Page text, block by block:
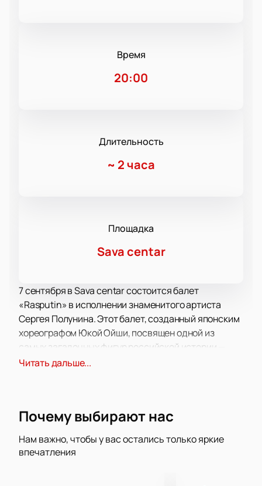
Время
20:00
Длительность
~ 2 часа
Площадка
Sava centar
7 сентября в Sava centar состоится балет
«Rasputin» в исполнении знаменитого артиста
Сергея Полунина. Этот балет, созданный японским
хореографом Юкой Ойши, посвящен одной из
самых загадочных фигур российской истории —
Григорию Распутину. Спектакль исследует
Балет «Rasputin» отличается глубоким
что позволяет зрителям по-новому взглянуть на
фигуру Распутина. Юка Ойши стремится показать,
Читать дальше...
Почему выбирают нас
Нам важно, чтобы у вас остались только яркие
впечатления